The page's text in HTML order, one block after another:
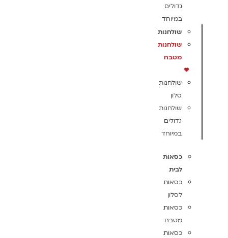
גדולים
במיוחד
שולחנות
שולחנות
מטבח
שולחנות
סלון
שולחנות
גדולים
במיוחד
כסאות
לבית
כסאות
לסלון
כסאות
מטבח
כסאות